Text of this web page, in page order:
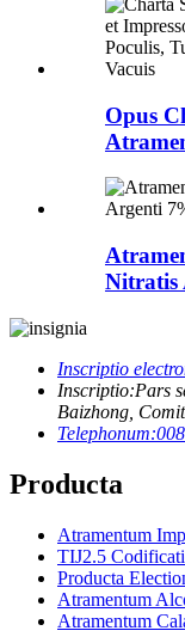
Opus
Nitratis
Inscriptio
Inscriptio:Pars
Baizhong,
Telephonum:
Producta
Atramentum
TIJ2.5
Producta
Atramentum
Atramentum